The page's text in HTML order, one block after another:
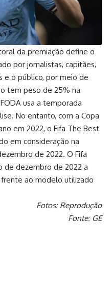
da premiação define o
por jornalistas, capitães,
e o público, por meio de
tem peso de 25% na
usa a temporada
No entanto, com a Copa
em 2022, o Fifa The Best
em consideração na
de 2022. O Fifa
de dezembro de 2022 a
ao modelo utilizado
Fotos: Reprodução
Fonte: GE